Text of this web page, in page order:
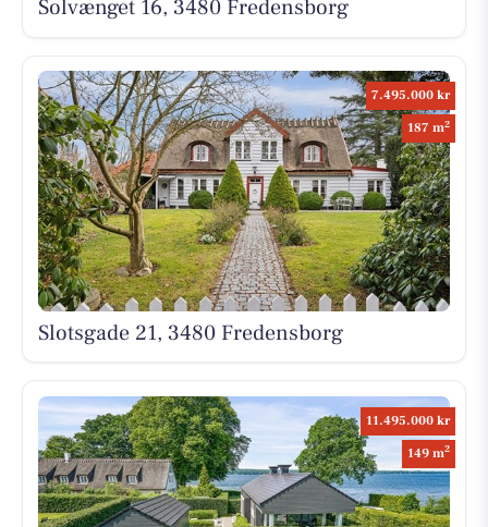
Solvænget 16, 3480 Fredensborg
7.495.000 kr
187 m2
Slotsgade 21, 3480 Fredensborg
11.495.000 kr
149 m2